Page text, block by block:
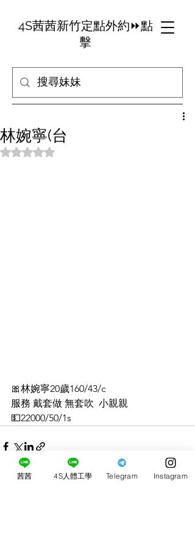
4S茜茜新竹定點外約⏩點
擊
林婉寧(台
評等為 NaN（最高為 5 顆星）。
🎀林婉寧20歲160/43/c
服務 戴套做 無套吹  小親親
💵22000/50/1s
茜茜 4S人體工學 Telegram Instagram